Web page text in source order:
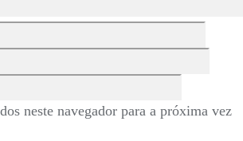
neste navegador para a próxima vez